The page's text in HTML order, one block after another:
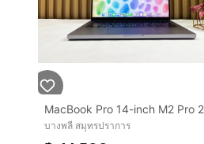
บางพลี สมุทรปราการ